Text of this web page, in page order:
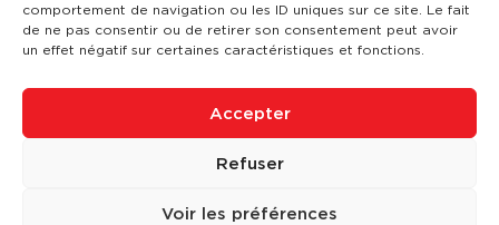
comportement de navigation ou les ID uniques sur ce site. Le fait
de ne pas consentir ou de retirer son consentement peut avoir
un effet négatif sur certaines caractéristiques et fonctions.
Accepter
Refuser
Voir les préférences